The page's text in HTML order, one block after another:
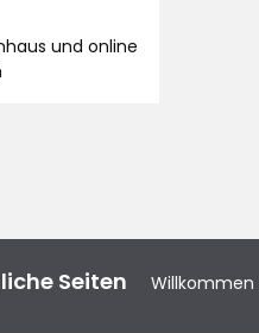
und online
Seiten Willkommen